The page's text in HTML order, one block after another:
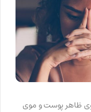
ظاهر پوست و موی